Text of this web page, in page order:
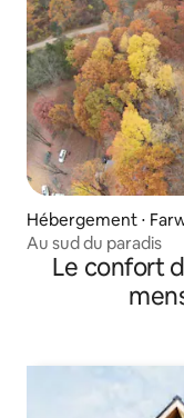
Hébergement ⋅
Au sud du paradis
Le confort